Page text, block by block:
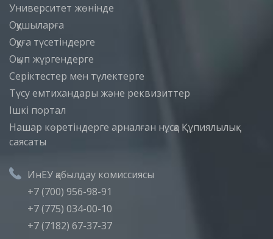
Университет жөнінде
Оқушыларға
Оқуға түсетіндерге
Оқып жүргендерге
Серіктестер мен түлектерге
Түсу емтихандары және реквизиттер
Iшкi портал
Нашар көретіндерге арналған нұсқа Құпиялылық
саясаты
ИнЕУ қабылдау комиссиясы
+7 (700) 956-98-91
+7 (775) 034-00-10
+7 (7182) 67-37-37